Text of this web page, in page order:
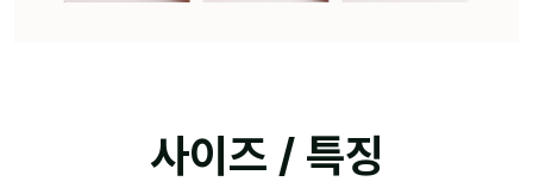
사이즈 / 특징